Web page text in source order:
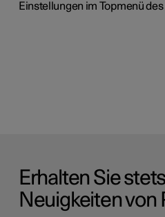
Einstellungen im Topmenü
Erhalten Sie
Neuigkeiten von